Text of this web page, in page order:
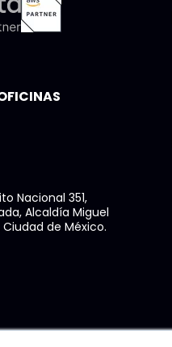
Nacional 351,
Alcaldía Miguel
Ciudad de México.